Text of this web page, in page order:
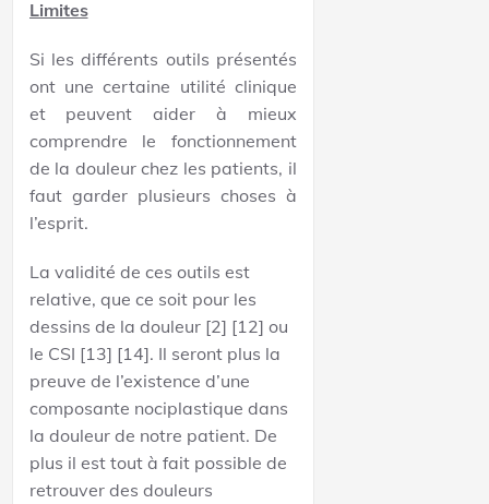
Limites
Si les différents outils présentés
ont une certaine utilité clinique
et peuvent aider à mieux
comprendre le fonctionnement
de la douleur chez les patients, il
faut garder plusieurs choses à
l’esprit.
La validité de ces outils est
relative, que ce soit pour les
dessins de la douleur [2] [12] ou
le CSI [13] [14]. Il seront plus la
preuve de l’existence d’une
composante nociplastique dans
la douleur de notre patient. De
plus il est tout à fait possible de
retrouver des douleurs